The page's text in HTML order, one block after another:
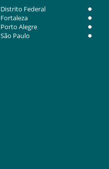
Distrito Federal
Fortaleza
Porto Alegre
São Paulo